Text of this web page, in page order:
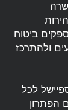
ביטוח
ולהתרכז
לכל
הפתרון